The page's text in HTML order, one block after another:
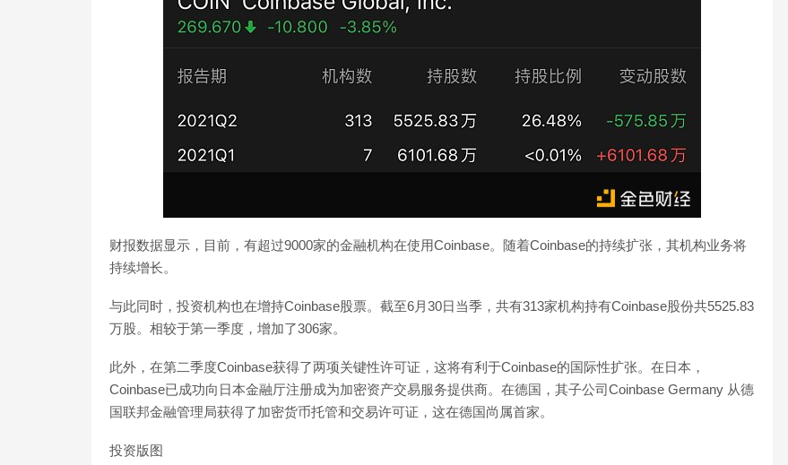
财报数据显示，目前，有超过9000家的金融机构在使用Coinbase。随着Coinbase的持续扩张，其机构业务将
持续增长。
与此同时，投资机构也在增持Coinbase股票。截至6月30日当季，共有313家机构持有Coinbase股份共5525.83
万股。相较于第一季度，增加了306家。
此外，在第二季度Coinbase获得了两项关键性许可证，这将有利于Coinbase的国际性扩张。在日本，
Coinbase已成功向日本金融厅注册成为加密资产交易服务提供商。在德国，其子公司Coinbase Germany 从德
国联邦金融管理局获得了加密货币托管和交易许可证，这在德国尚属首家。
投资版图